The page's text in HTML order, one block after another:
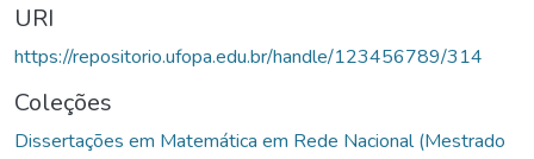
URI
https://repositorio.ufopa.edu.br/handle/123456789/314
Coleções
Dissertações em Matemática em Rede Nacional (Mestrado